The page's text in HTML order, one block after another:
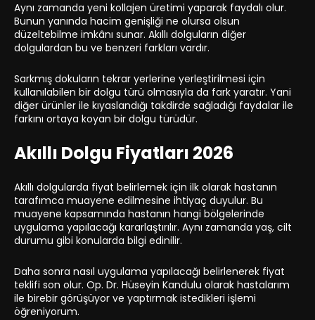
Aynı zamanda yeni kollajen üretimi yaparak faydalı olur.
Bunun yanında hacim genişliği ne olursa olsun
düzeltebilme imkânı sunar. Akıllı dolguların diğer
dolgulardan bu ve benzeri farkları vardır.
Sarkmış dokuların tekrar yerlerine yerleştirilmesi için
kullanılabilen bir dolgu türü olmasıyla da fark yaratır. Yani
diğer ürünler ile kıyaslandığı takdirde sağladığı faydalar ile
farkını ortaya koyan bir dolgu türüdür.
Akıllı Dolgu Fiyatları 2026
Akıllı dolgularda fiyat belirlemek için ilk olarak hastanın
tarafımca muayene edilmesine ihtiyaç duyulur. Bu
muayene kapsamında hastanın hangi bölgelerinde
uygulama yapılacağı kararlaştırılır. Aynı zamanda yaş, cilt
durumu gibi konularda bilgi edinilir.
Daha sonra nasıl uygulama yapılacağı belirlenerek fiyat
teklifi son olur. Op. Dr. Hüseyin Kandulu olarak hastalarım
ile birebir görüşüyor ve yaptırmak istedikleri işlemi
öğreniyorum.